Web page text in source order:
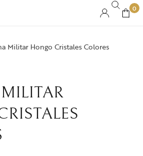
0
Militar Hongo Cristales Colores